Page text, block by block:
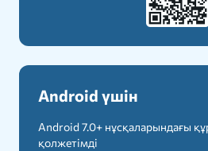
Android үшін
Android 7.0+ нұсқаларындағы
қолжетімді